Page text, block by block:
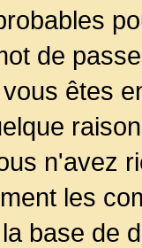
de
êtes
n'avez
les
base de